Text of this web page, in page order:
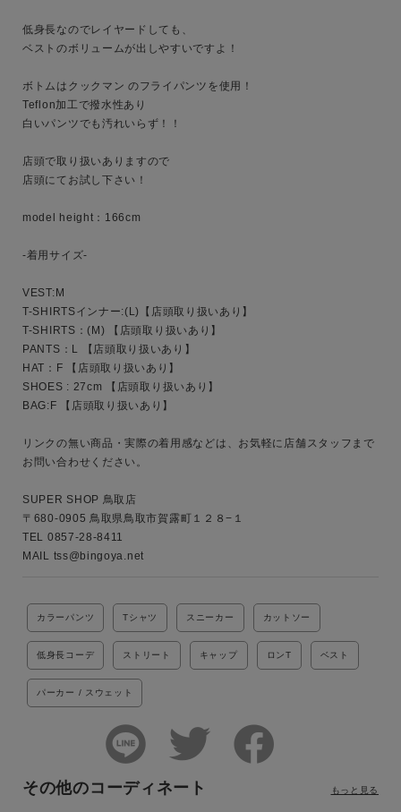
キーワード
性別
ブランド
低身長なのでレイヤードしても、
ベストのボリュームが出しやすいですよ！
ボトムはクックマン のフライパンツを使用！
Teflon加工で撥水性あり
白いパンツでも汚れいらず！！
店頭で取り扱いありますので
店頭にてお試し下さい！
model height：166cm
-着用サイズ-
VEST:M
T-SHIRTSインナー:(L)【店頭取り扱いあり】
T-SHIRTS：(M) 【店頭取り扱いあり】
PANTS：L 【店頭取り扱いあり】
HAT：F 【店頭取り扱いあり】
SHOES : 27cm 【店頭取り扱いあり】
BAG:F 【店頭取り扱いあり】
リンクの無い商品・実際の着用感などは、お気軽に店舗スタッフまで
お問い合わせください。
SUPER SHOP 鳥取店
〒680-0905 鳥取県鳥取市賀露町１２８−１
TEL 0857-28-8411
カラーパンツ Tシャツ スニーカー カットソー
低身長コーデ ストリート キャップ ロンT ベスト
パーカー / スウェット
その他のコーディネート もっと見る